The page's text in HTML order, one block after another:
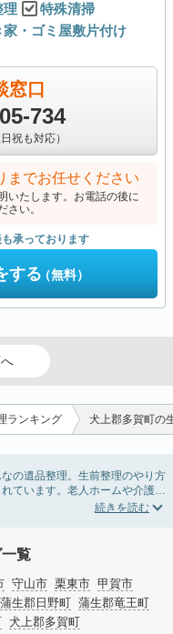
理
特殊清掃
家・ゴミ屋敷片付け
窓口
734
祝も対応）
までお任せください
いたします。お電話の後に
さい。
承っております
する（無料）
ランキング 犬上郡多賀町の
の遺品整理。生前整理のやり方
ています。老人ホームや介護施
、在宅介護の介護整理や福祉住
してみましょう。
グノートの選び方や、整理整
クしてみてください。
覧
守山市 栗東市 甲賀市
蒲生郡日野町 蒲生郡竜王町
犬上郡多賀町